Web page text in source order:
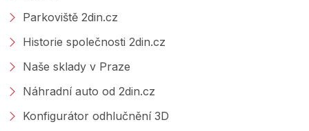
Parkoviště 2din.cz
Historie společnosti 2din.cz
Naše sklady v Praze
Náhradní auto od 2din.cz
Konfigurátor odhlučnění 3D